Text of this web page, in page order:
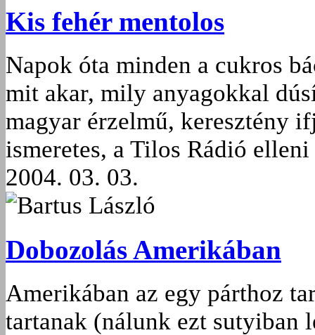
Kis fehér mentolos
Napok óta minden a cukros
mit akar, mily anyagokkal
magyar érzelmű, keresztény
ismeretes, a Tilos Rádió
2004. 03. 03.
Bartus László
Dobozolás Amerikában
Amerikában az egy párthoz
tartanak (nálunk ezt sutyiban